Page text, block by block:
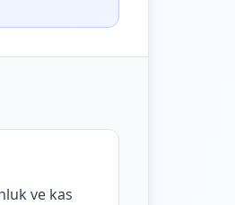
ve kas